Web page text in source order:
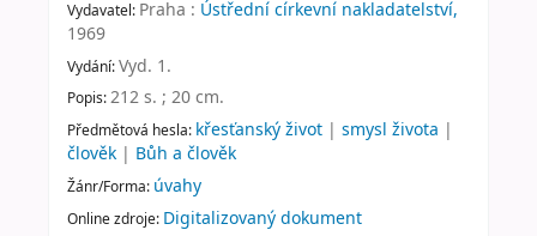
Vydavatel: Praha : Ústřední církevní nakladatelství,
1969
Vydání:Vyd. 1 .
Popis:212 s. ; 20 cm.
Předmětová hesla: křesťanský život | smysl života |
člověk | Bůh a člověk
Žánr/Forma: úvahy
Online zdroje: Digitalizovaný dokument